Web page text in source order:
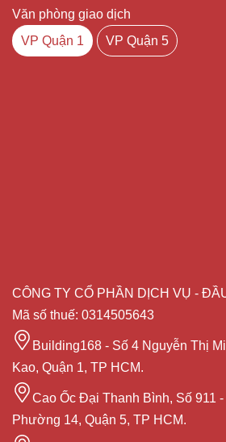
Văn phòng giao dịch
VP Quận 1
VP Quận 5
CÔNG TY CỔ PHẦN DỊCH VỤ -
Mã số thuế: 0314505643
Building168 - Số 4 Nguyễn Thị
Kao, Quận 1, TP HCM.
Cao Ốc Đại Thanh Bình, Số 911
Phường 14, Quận 5, TP HCM.